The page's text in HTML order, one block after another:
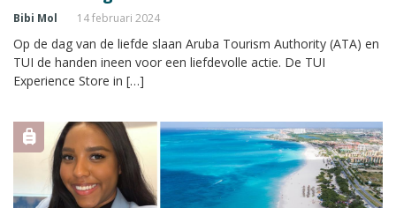
Bibi Mol 14 februari 2024
Op de dag van de liefde slaan Aruba Tourism Authority (ATA) en
TUI de handen ineen voor een liefdevolle actie. De TUI
Experience Store in […]